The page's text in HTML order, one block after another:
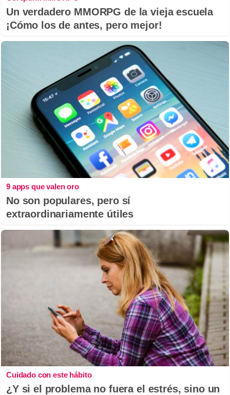
Un verdadero MMORPG de la vieja escuela
¡Cómo los de antes, pero mejor!
9 apps que valen oro
No son populares, pero sí
extraordinariamente útiles
Cuidado con este hábito
¿Y si el problema no fuera el estrés, sino un